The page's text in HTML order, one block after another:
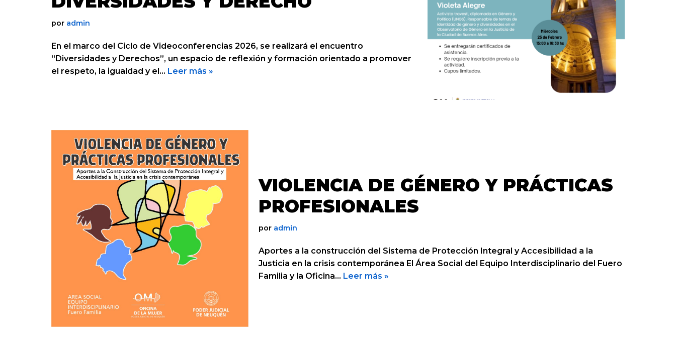
por admin
En el marco del Ciclo de Videoconferencias 2026, se realizará el encuentro
“Diversidades y Derechos”, un espacio de reflexión y formación orientado a promover
el respeto, la igualdad y el… Leer más »
VIOLENCIA DE GÉNERO Y PRÁCTICAS
PROFESIONALES
por admin
Aportes a la construcción del Sistema de Protección Integral y Accesibilidad a la
Justicia en la crisis contemporánea El Área Social del Equipo Interdisciplinario del Fuero
Familia y la Oficina… Leer más »